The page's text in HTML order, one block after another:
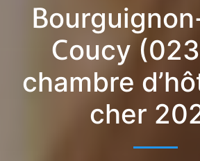
Coucy
chambre
cher